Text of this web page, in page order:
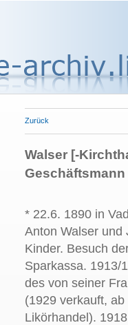
Zurück
Walser [-
Geschäftsmann
* 22.6. 1890 in
Anton Walser und
Kinder. Besuch
Sparkassa. 1913/
des von seiner
(1929 verkauft,
Likörhandel).